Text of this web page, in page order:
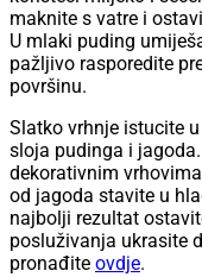
maknite s vatre i
U mlaki puding
pažljivo rasporedite
površinu.
Slatko vrhnje istucite
sloja pudinga i
dekorativnim
od jagoda stavite u
najbolji rezultat
posluživanja ukrasite
pronađite ovdje.